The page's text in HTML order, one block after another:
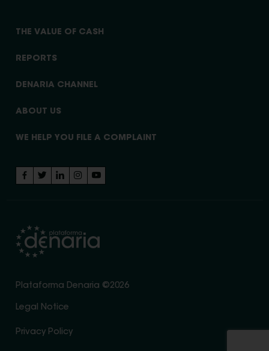
THE VALUE OF CASH
REPORTS
DENARIA CHANNEL
ABOUT US
WE HELP YOU FILE A COMPLAINT
Plataforma Denaria ©2026
Legal Notice
Privacy Policy